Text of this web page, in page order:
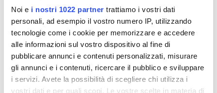
Noi e i nostri 1022 partner trattiamo i vostri dati
personali, ad esempio il vostro numero IP, utilizzando
tecnologie come i cookie per memorizzare e accedere
alle informazioni sul vostro dispositivo al fine di
pubblicare annunci e contenuti personalizzati, misurare
gli annunci e i contenuti, ricercare il pubblico e sviluppare
i servizi. Avete la possibilità di scegliere chi utilizza i
vostri dati e per quali scopi. Le vostre scelte in materia di
Non disponibile
Prodotti Anticaduta
Biothymus AC Act
Lozione Anticaduta
Uomo - 100 ml
43,96 €48,84 €
Prodotti Anticaduta
Biothymus AC ACT
Trattamento Uomo -
10 Fiale
65,44 €72,71 €
Aggiungi al